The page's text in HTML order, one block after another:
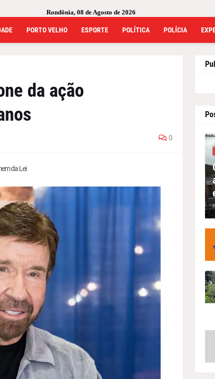
Rondônia, 08 de Agosto de 2026
PORTO VELHO ESPORTE POLÍTICA POLÍCIA
da ação
0
da Lei